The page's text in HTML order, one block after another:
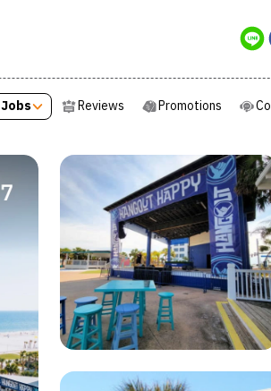
Jobs Reviews Promotions